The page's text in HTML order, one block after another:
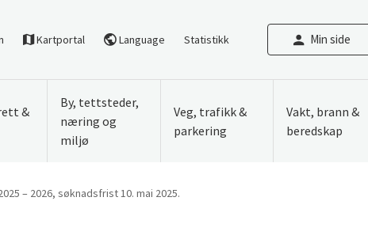
Kartportal Language Statistikk Min side
&
By, tettsteder,
næring og
miljø
Veg, trafikk &
parkering
Vakt, brann &
beredskap
– 2026, søknadsfrist 10. mai 2025.